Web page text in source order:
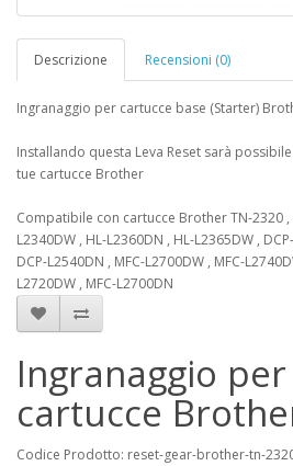
Descrizione Recensioni (0)
Ingranaggio per cartucce base (Starter)
Installando questa Leva Reset sarà
tue cartucce Brother
Compatibile con cartucce Brother TN-2320
L2340DW , HL-L2360DN , HL-L2365DW ,
DCP-L2540DN , MFC-L2700DW , MFC-
L2720DW , MFC-L2700DN
Ingranaggio
cartucce
Codice Prodotto: reset-gear-brother-tn-